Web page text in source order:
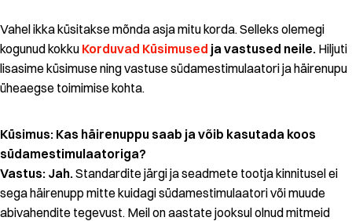
Vahel ikka küsitakse mõnda asja mitu korda. Selleks olemegi
kogunud kokku Korduvad Küsimused ja vastused neile. Hiljuti
lisasime küsimuse ning vastuse südamestimulaatori ja häirenupu
üheaegse toimimise kohta.
Küsimus: Kas häirenuppu saab ja võib kasutada koos
südamestimulaatoriga?
Vastus: Jah.Standardite järgi ja seadmete tootja kinnitusel ei
sega häirenupp mitte kuidagi südamestimulaatori või muude
abivahendite tegevust. Meil on aastate jooksul olnud mitmeid